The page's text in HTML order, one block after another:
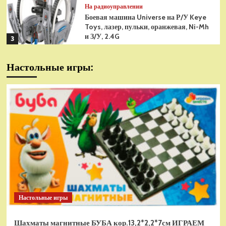
3
На радиоуправлении
Боевая машина Universe на Р/У Keye
Toys, лазер, пульки, оранжевая, Ni-Mh
и З/У, 2.4G
Радиоуправляемая модель
(HN1586)
На радиоуправлении
Р/У танк Taigen 1/16
Panzerkampfwagen III (Германия) HC
(для ИК танкового боя) V3 2.4G RTR,
TG3848-1HC-IR3.0
1
На радиоуправлении
Радиоуправляемый танк Torro
Sturmtiger Panzer 1к16
(TR1111700300)
Настольные игры:
Настольные игры
Шахматы магнитные БУБА кор.13,2*2,2*7см ИГРАЕМ